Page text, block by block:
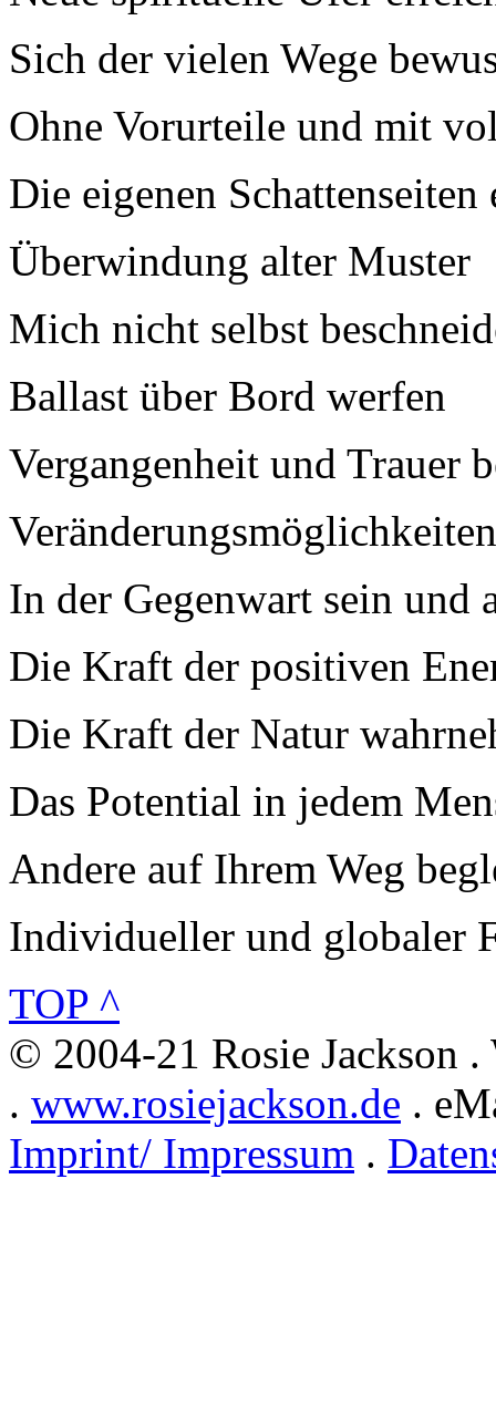
Sich der vielen Wege
Ohne Vorurteile und mit
Die eigenen Schattenseiten
Überwindung alter Muster
Mich nicht selbst
Ballast über Bord werfen
Vergangenheit und Trauer
In der Gegenwart sein und
Die Kraft der positiven
Die Kraft der Natur
Das Potential in jedem
Andere auf Ihrem Weg
Individueller und globaler
TOP ^
© 2004-21 Rosie Jackson
. www.rosiejackson.de .
Imprint/ Impressum .